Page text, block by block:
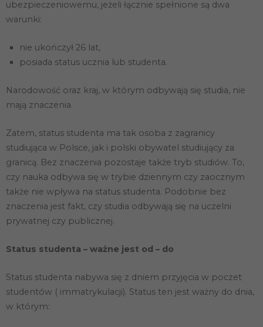
ubezpieczeniowemu, jeżeli łącznie spełnione są dwa
warunki:
nie ukończył 26 lat,
posiada status ucznia lub studenta.
Narodowość oraz kraj, w którym odbywają się studia, nie
mają znaczenia.
Zatem, status studenta ma tak osoba z zagranicy
studiująca w Polsce, jak i polski obywatel studiujący za
granicą. Bez znaczenia pozostaje także tryb studiów. To,
czy nauka odbywa się w trybie dziennym czy zaocznym
także nie wpływa na status studenta. Podobnie bez
znaczenia jest fakt, czy studia odbywają się na uczelni
prywatnej czy publicznej.
Status studenta – ważne jest od – do
Status studenta nabywa się z dniem przyjęcia w poczet
studentów ( immatrykulacji). Status ten jest ważny do dnia,
w którym: